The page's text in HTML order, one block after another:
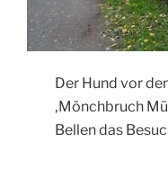
Der Hund vor
‚Mönchbruch
Bellen das